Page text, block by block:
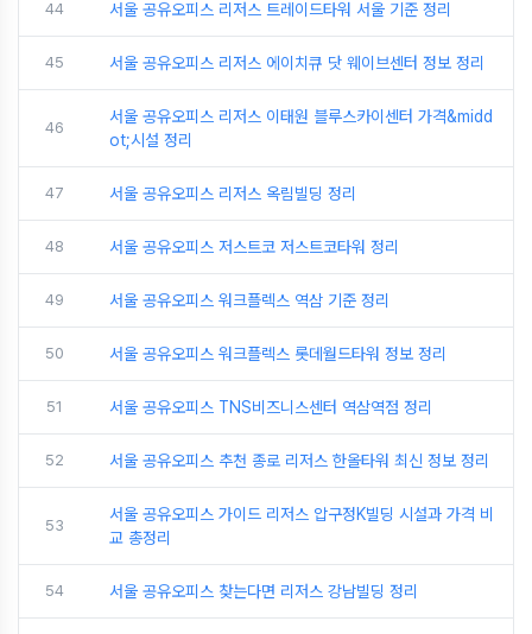
44 서울 공유오피스 리저스 트레이드타워 서울 기준 정리
45 서울 공유오피스 리저스 에이치큐 닷 웨이브센터 정보 정리
46
서울 공유오피스 리저스 이태원 블루스카이센터 가격&midd
ot;시설 정리
47 서울 공유오피스 리저스 옥림빌딩 정리
48 서울 공유오피스 저스트코 저스트코타워 정리
49 서울 공유오피스 워크플렉스 역삼 기준 정리
50 서울 공유오피스 워크플렉스 롯데월드타워 정보 정리
51 서울 공유오피스 TNS비즈니스센터 역삼역점 정리
52 서울 공유오피스 추천 종로 리저스 한올타워 최신 정보 정리
53
서울 공유오피스 가이드 리저스 압구정K빌딩 시설과 가격 비
교 총정리
54 서울 공유오피스 찾는다면 리저스 강남빌딩 정리